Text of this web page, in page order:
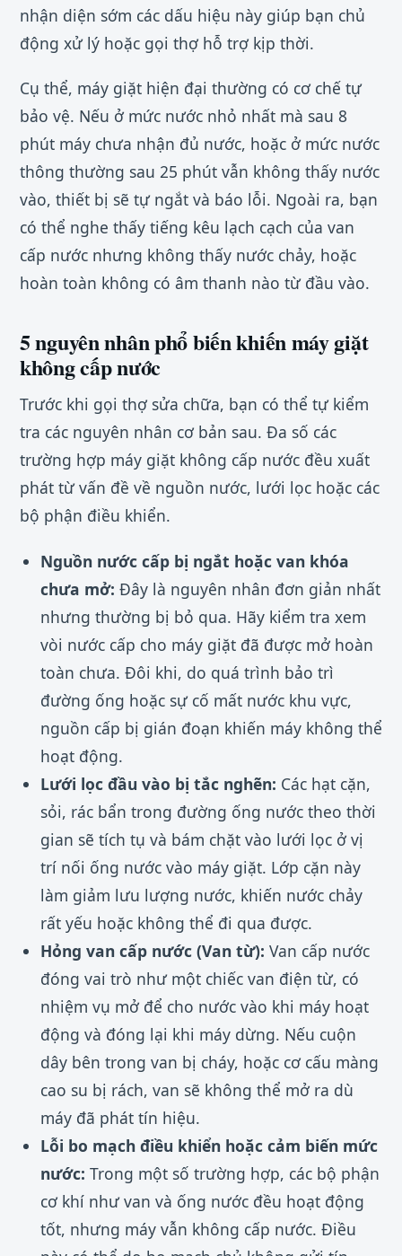
nhận diện sớm các dấu hiệu này giúp bạn chủ
động xử lý hoặc gọi thợ hỗ trợ kịp thời.
Cụ thể, máy giặt hiện đại thường có cơ chế tự
bảo vệ. Nếu ở mức nước nhỏ nhất mà sau 8
phút máy chưa nhận đủ nước, hoặc ở mức nước
thông thường sau 25 phút vẫn không thấy nước
vào, thiết bị sẽ tự ngắt và báo lỗi. Ngoài ra, bạn
có thể nghe thấy tiếng kêu lạch cạch của van
cấp nước nhưng không thấy nước chảy, hoặc
hoàn toàn không có âm thanh nào từ đầu vào.
5 nguyên nhân phổ biến khiến máy giặt
không cấp nước
Trước khi gọi thợ sửa chữa, bạn có thể tự kiểm
tra các nguyên nhân cơ bản sau. Đa số các
trường hợp máy giặt không cấp nước đều xuất
phát từ vấn đề về nguồn nước, lưới lọc hoặc các
bộ phận điều khiển.
Nguồn nước cấp bị ngắt hoặc van khóa
chưa mở: Đây là nguyên nhân đơn giản nhất
nhưng thường bị bỏ qua. Hãy kiểm tra xem
vòi nước cấp cho máy giặt đã được mở hoàn
toàn chưa. Đôi khi, do quá trình bảo trì
đường ống hoặc sự cố mất nước khu vực,
nguồn cấp bị gián đoạn khiến máy không thể
hoạt động.
Lưới lọc đầu vào bị tắc nghẽn: Các hạt cặn,
sỏi, rác bẩn trong đường ống nước theo thời
gian sẽ tích tụ và bám chặt vào lưới lọc ở vị
trí nối ống nước vào máy giặt. Lớp cặn này
làm giảm lưu lượng nước, khiến nước chảy
rất yếu hoặc không thể đi qua được.
Hỏng van cấp nước (Van từ): Van cấp nước
đóng vai trò như một chiếc van điện từ, có
nhiệm vụ mở để cho nước vào khi máy hoạt
động và đóng lại khi máy dừng. Nếu cuộn
dây bên trong van bị cháy, hoặc cơ cấu màng
cao su bị rách, van sẽ không thể mở ra dù
máy đã phát tín hiệu.
Lỗi bo mạch điều khiển hoặc cảm biến mức
nước: Trong một số trường hợp, các bộ phận
cơ khí như van và ống nước đều hoạt động
tốt, nhưng máy vẫn không cấp nước. Điều